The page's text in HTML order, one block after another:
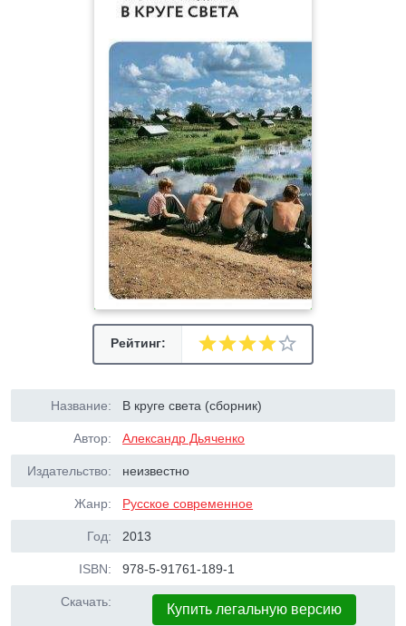
Рейтинг:
Название: В круге света (сборник)
Автор: Александр Дьяченко
Издательство: неизвестно
Жанр: Русское современное
Год: 2013
ISBN: 978-5-91761-189-1
Скачать: Купить легальную версию